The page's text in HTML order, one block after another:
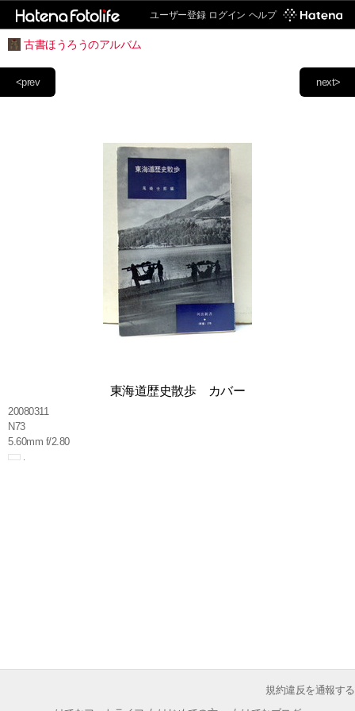
ユーザー登録 ログイン ヘルプ
古書ほうろうのアルバム
next>
<prev
東海道歴史散歩 カバー
20080311
N73
5.60mm f/2.80
規約違反を通報する